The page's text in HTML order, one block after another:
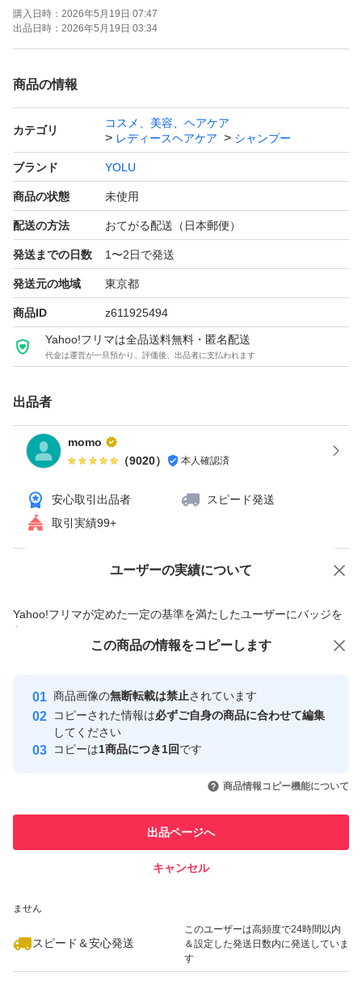
購入日時： 2026年5月19日 07:47
出品日時： 2026年5月19日 03:34
商品の情報
カテゴリ
コスメ、美容、ヘアケア
レディースヘアケア
シャンプー
ブランド YOLU
商品の状態 未使用
配送の方法 おてがる配送（日本郵便）
発送までの日数 1〜2日で発送
発送元の地域 東京都
商品ID z611925494
Yahoo!フリマは全品送料無料・匿名配送
代金は運営が一旦預かり、評価後、出品者に支払われます
出品者
momo
（9020） 本人確認済
安心取引出品者
スピード発送
取引実績99+
ユーザーの実績について
Yahoo!フリマが定めた一定の基準を満たしたユーザーにバッジを
付与しています
安心取引出品者
心・安全なユーザーです
取引実績
引を完了させた実績があります
での取引実績があります
ません
スピード＆安心発送
このユーザーは高頻度で24時間以内
＆設定した発送日数内に発送していま
す
価格の相談 商品への質問
この商品の情報をコピーします
商品画像の無断転載は禁止されています
コピーされた情報は必ずご自身の商品に合わせて編集
してください
コピーは1商品につき1回です
商品情報コピー機能について
出品ページへ
キャンセル
この商品をみている人にオススメ